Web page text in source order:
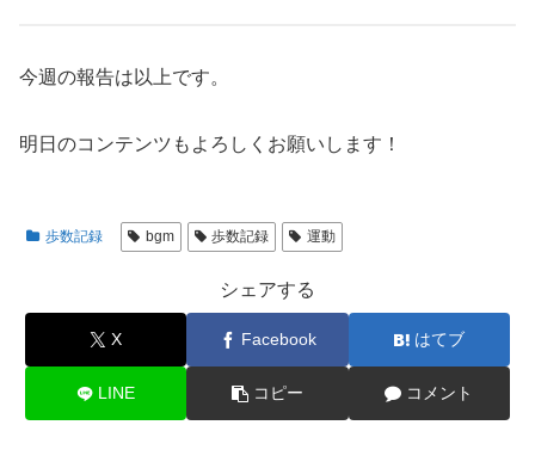
今週の報告は以上です。
明日のコンテンツもよろしくお願いします！
歩数記録 bgm 歩数記録 運動
シェアする
X Facebook はてブ
LINE コピー コメント